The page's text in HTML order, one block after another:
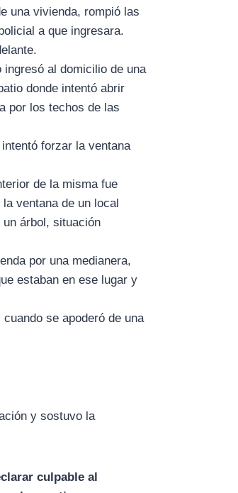
una vivienda, rompió las
a que ingresara.
al domicilio de una
donde intentó abrir
por los techos de las
forzar la ventana
de la misma fue
ventana de un local
árbol, situación
por una medianera,
estaban en ese lugar y
se apoderó de una
y sostuvo la
culpable al